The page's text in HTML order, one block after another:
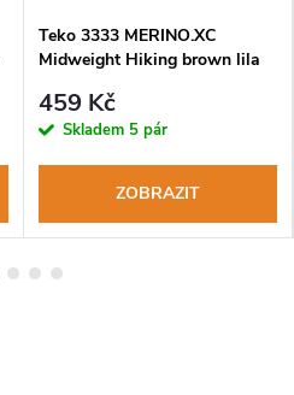
Teko 3333 MERINO.XC
Midweight Hiking brown lila
459 Kč
Skladem 5 pár
ZOBRAZIT